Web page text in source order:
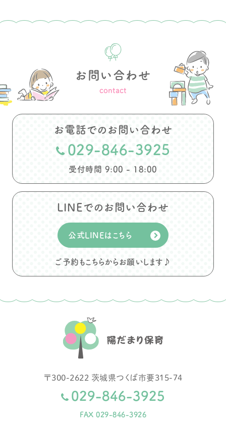
お問い合わせ
contact
お電話でのお問い合わせ
029-846-3925
受付時間 9:00 - 18:00
LINEでのお問い合わせ
公式LINEはこちら
ご予約もこちらからお願いします♪
〒300-2622 茨城県つくば市要315-74
029-846-3925
FAX 029-846-3926